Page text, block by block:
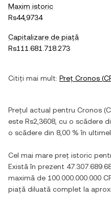
Maxim istoric
Rs44,9734
Capitalizare de piață
Rs111.681.718.273
Citiți mai mult: Preț Cronos (
Prețul actual pentru Cronos (
este Rs2,3608 , cu o scădere
o scădere din 8,00 % în
Cel mai mare preț istoric
Există în prezent
maximă de 100.000.000.000
piață diluată complet la